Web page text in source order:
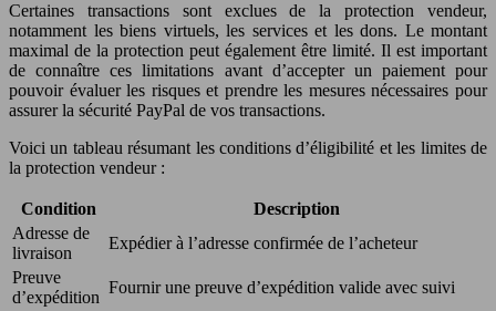
Certaines transactions sont exclues de la protection vendeur,
notamment les biens virtuels, les services et les dons. Le montant
maximal de la protection peut également être limité. Il est important
de connaître ces limitations avant d’accepter un paiement pour
pouvoir évaluer les risques et prendre les mesures nécessaires pour
assurer la sécurité PayPal de vos transactions.
Voici un tableau résumant les conditions d’éligibilité et les limites de
la protection vendeur :
Condition
Description
Adresse de
livraison
Expédier à l’adresse confirmée de l’acheteur
Preuve
d’expédition
Fournir une preuve d’expédition valide avec suivi